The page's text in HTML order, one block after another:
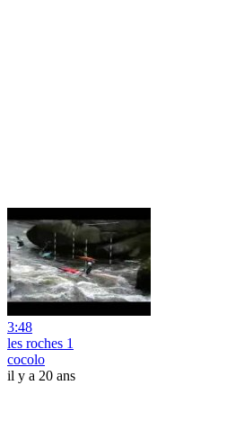
3:48
les roches 1
cocolo
il y a 20 ans